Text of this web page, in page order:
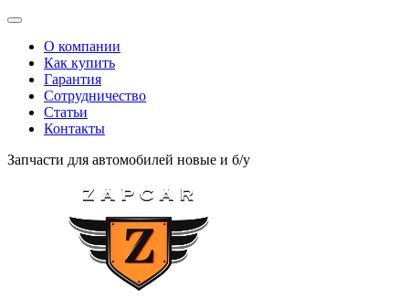
О компании
Как купить
Гарантия
Сотрудничество
Статьи
Контакты
Запчасти для автомобилей новые и б/у